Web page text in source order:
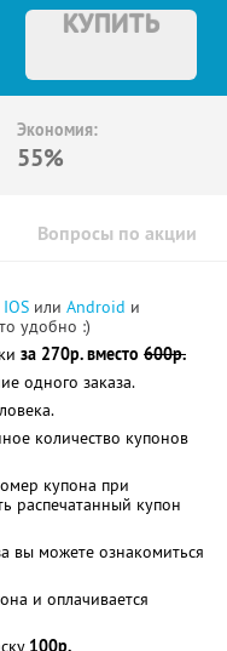
КУПИТЬ
Экономия:
55%
Вопросы по акции
IOS или Android и
удобно :)
за 270р. вместо 600р.
одного заказа.
количество купонов
купона при
распечатанный купон
вы можете ознакомиться
и оплачивается
100р.